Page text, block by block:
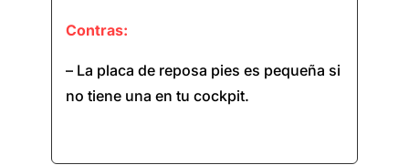
Contras:
– La placa de reposa pies es pequeña si
no tiene una en tu cockpit.